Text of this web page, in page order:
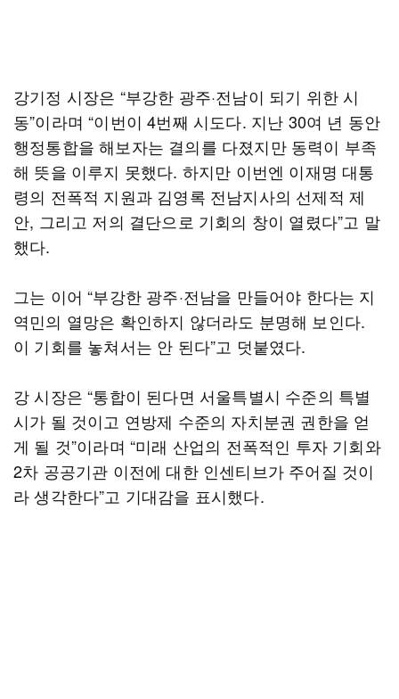
강기정 시장은 “부강한 광주·전남이 되기 위한 시
동”이라며 “이번이 4번째 시도다. 지난 30여 년 동안
행정통합을 해보자는 결의를 다졌지만 동력이 부족
해 뜻을 이루지 못했다. 하지만 이번엔 이재명 대통
령의 전폭적 지원과 김영록 전남지사의 선제적 제
안, 그리고 저의 결단으로 기회의 창이 열렸다”고 말
했다.
그는 이어 “부강한 광주·전남을 만들어야 한다는 지
역민의 열망은 확인하지 않더라도 분명해 보인다.
이 기회를 놓쳐서는 안 된다”고 덧붙였다.
강 시장은 “통합이 된다면 서울특별시 수준의 특별
시가 될 것이고 연방제 수준의 자치분권 권한을 얻
게 될 것”이라며 “미래 산업의 전폭적인 투자 기회와
2차 공공기관 이전에 대한 인센티브가 주어질 것이
라 생각한다”고 기대감을 표시했다.